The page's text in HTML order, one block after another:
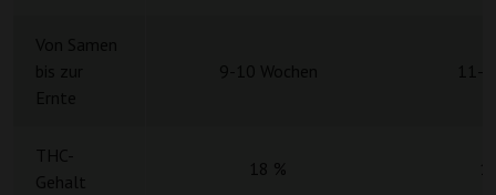
THC-
Gehalt
18 %